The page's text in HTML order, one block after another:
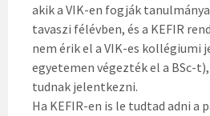
akik a VIK-en fogják
tavaszi félévben, és a KEFIR
nem érik el a VIK-es kollégiumi
egyetemen végezték el a BSc-
tudnak jelentkezni.
Ha KEFIR-en is le tudtad adni a